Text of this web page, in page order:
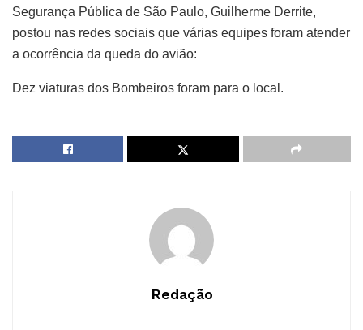
Segurança Pública de São Paulo, Guilherme Derrite,
postou nas redes sociais que várias equipes foram atender
a ocorrência da queda do avião:
Dez viaturas dos Bombeiros foram para o local.
Redação